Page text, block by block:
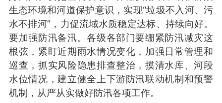
生态环境和河道保护意识，实现“垃圾不入河、污
水不排河”，力促流域水质稳定达标、持续向好。
要加强防汛备汛。各级各部门要绷紧防汛减灾这
根弦，紧盯近期雨水情况变化，加强日常管理和
巡查，抓实风险隐患排查整治，摸清水库、河段
水位情况，建立健全上下游防汛联动机制和预警
机制，从严从实做好防汛各项工作。